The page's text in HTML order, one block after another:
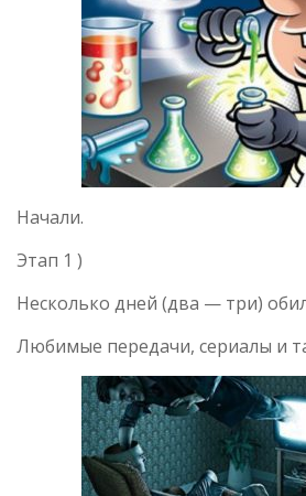
Начали.
Этап 1 )
Несколько дней (два — три)
Любимые передачи, сериалы и